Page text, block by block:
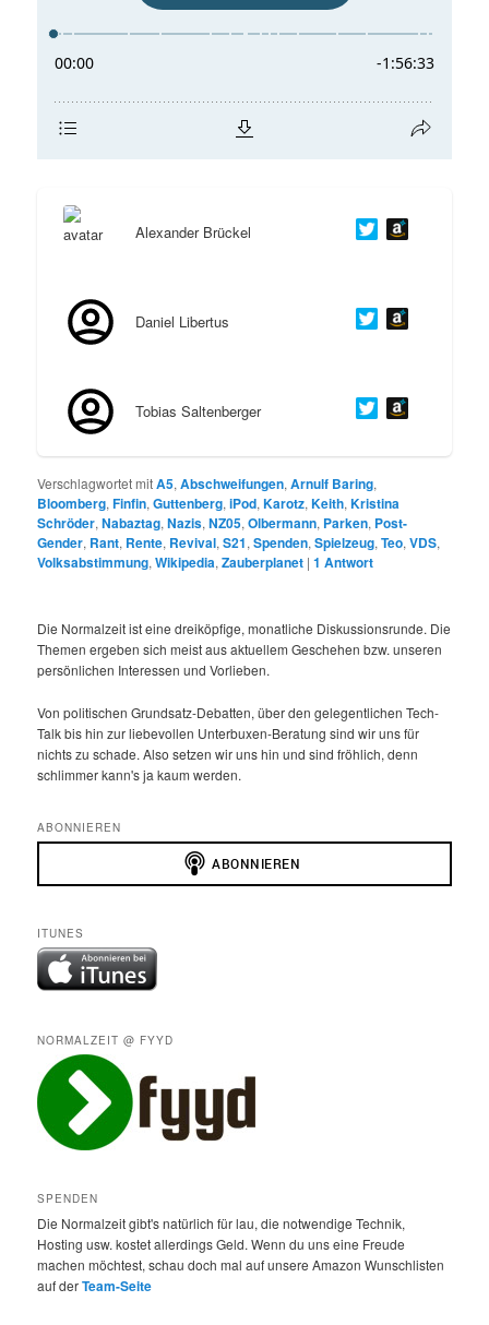
Alexander Brückel
Daniel Libertus
Tobias Saltenberger
Verschlagwortet mitA5,Abschweifungen,Arnulf Baring,
Bloomberg,Finfin,Guttenberg,iPod,Karotz,Keith,Kristina
Schröder,Nabaztag,Nazis,NZ05,Olbermann, Parken, Post-
Gender, Rant, Rente, Revival,S21,Spenden,Spielzeug,Teo,VDS,
Volksabstimmung,Wikipedia,Zauberplanet |1 Antwort
Die Normalzeit ist eine dreiköpfige, monatliche Diskussionsrunde. Die
Themen ergeben sich meist aus aktuellem Geschehen bzw. unseren
persönlichen Interessen und Vorlieben.
Von politischen Grundsatz-Debatten, über den gelegentlichen Tech-
Talk bis hin zur liebevollen Unterbuxen-Beratung sind wir uns für
nichts zu schade. Also setzen wir uns hin und sind fröhlich, denn
schlimmer kann's ja kaum werden.
ABONNIEREN
ITUNES
NORMALZEIT @ FYYD
SPENDEN
Die Normalzeit gibt's natürlich für lau, die notwendige Technik,
Hosting usw. kostet allerdings Geld. Wenn du uns eine Freude
machen möchtest, schau doch mal auf unsere Amazon Wunschlisten
auf derTeam-Seite